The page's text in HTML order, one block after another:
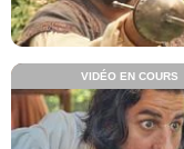
VIDÉO EN COURS